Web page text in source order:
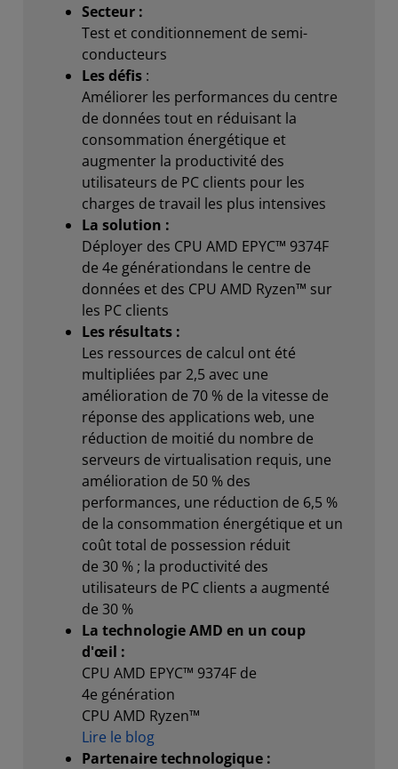
Secteur :
Test et conditionnement de semi-
conducteurs
Les défis :
Améliorer les performances du centre
de données tout en réduisant la
consommation énergétique et
augmenter la productivité des
utilisateurs de PC clients pour les
charges de travail les plus intensives
La solution :
Déployer des CPU AMD EPYC™ 9374F
de 4e génération​dans le centre de
données et des CPU AMD Ryzen™ sur
les PC clients
Les résultats :
Les ressources de calcul ont été
multipliées par 2,5 avec une
amélioration de 70 % de la vitesse de
réponse des applications web, une
réduction de moitié du nombre de
serveurs de virtualisation requis, une
amélioration de 50 % des
performances, une réduction de 6,5 %
de la consommation énergétique et un
coût total de possession réduit
de 30 % ; la productivité des
utilisateurs de PC clients a augmenté
de 30 %
La technologie AMD en un coup
d'œil :
CPU AMD EPYC™ 9374F de
4e génération
CPU AMD Ryzen™
Lire le blog
Partenaire technologique :